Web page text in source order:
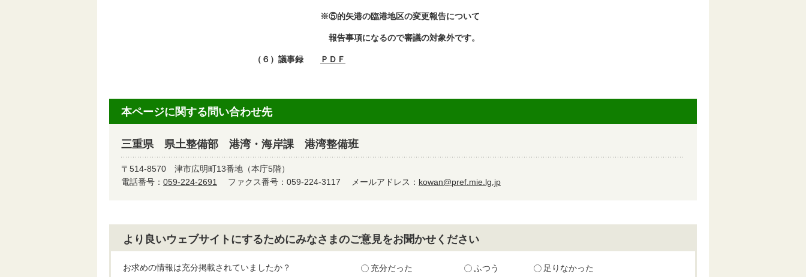
※⑤的矢港の臨港地区の変更報告について
報告事項になるので審議の対象外です。
（６）議事録 ＰＤＦ
本ページに関する問い合わせ先
三重県 県土整備部 港湾・海岸課 港湾整備班
〒514-8570 津市広明町13番地（本庁5階）
電話番号： 059-224-2691 ファクス番号：059-224-3117 メールアドレス： kowan@pref.mie.lg.jp
より良いウェブサイトにするためにみなさまのご意見をお聞かせください
お求めの情報は充分掲載されていましたか？ 充分だった ふつう 足りなかった